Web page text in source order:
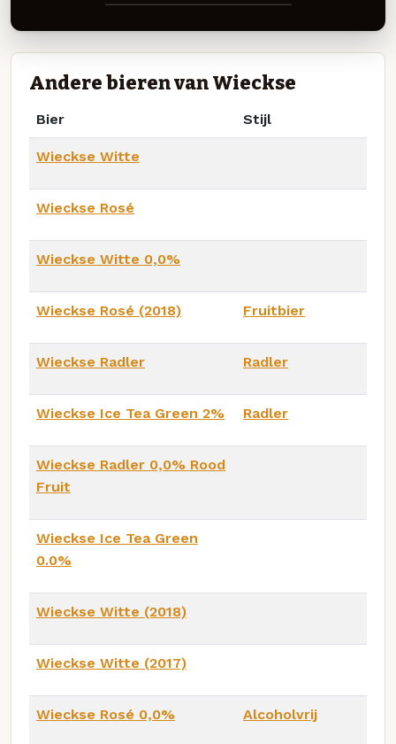
Andere bieren van Wieckse
Bier Stijl
Wieckse Witte
Wieckse Rosé
Wieckse Witte 0,0%
Wieckse Rosé (2018) Fruitbier
Wieckse Radler Radler
Wieckse Ice Tea Green 2% Radler
Wieckse Radler 0,0% Rood
Fruit
Wieckse Ice Tea Green
0.0%
Wieckse Witte (2018)
Wieckse Witte (2017)
Wieckse Rosé 0,0% Alcoholvrij